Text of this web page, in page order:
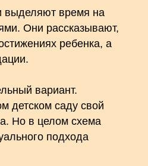
выделяют время на
Они рассказывают,
ребенка, а
вариант.
детском саду свой
Но в целом схема
подхода